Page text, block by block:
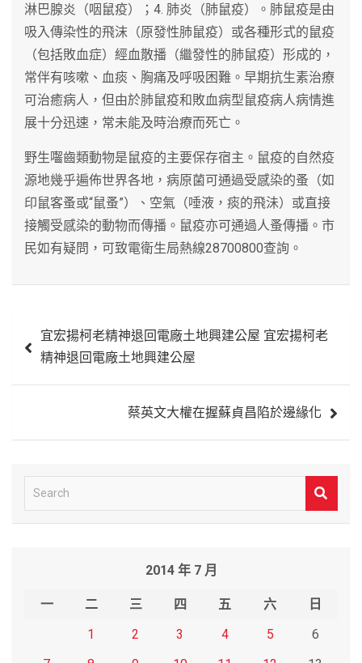
淋巴腺炎（咽鼠疫）；4. 肺炎（肺鼠疫）。肺鼠疫是由
吸入傳染性的飛沫（原發性肺鼠疫）或各種形式的鼠疫
（包括敗血症）經血散播（繼發性的肺鼠疫）形成的，
常伴有咳嗽、血痰、胸痛及呼吸困難。早期抗生素治療
可治癒病人，但由於肺鼠疫和敗血病型鼠疫病人病情進
展十分迅速，常未能及時治療而死亡。
野生囓齒類動物是鼠疫的主要保存宿主。鼠疫的自然疫
源地幾乎遍佈世界各地，病原菌可通過受感染的蚤（如
印鼠客蚤或“鼠蚤”）、空氣（唾液，痰的飛沬）或直接
接觸受感染的動物而傳播。鼠疫亦可通過人蚤傳播。市
民如有疑問，可致電衛生局熱線28700800查詢。
章
宜宏揚柯老精神退回電廠土地興建公屋 宜宏揚柯老
精神退回電廠土地興建公屋
蔡英文大權在握蘇貞昌陷於邊緣化
e
2014 年 7 月
一 二 三 四 五 六
日
1
2 3 4 5
6